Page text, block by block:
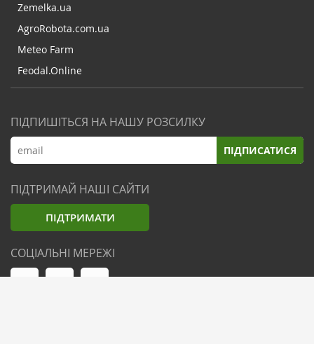
Zemelka.ua
AgroRobota.com.ua
Meteo Farm
Feodal.Online
ПІДПИШІТЬСЯ НА НАШУ РОЗСИЛКУ
ПІДПИСАТИСЯ
ПІДТРИМАЙ НАШІ САЙТИ
ПІДТРИМАТИ
СОЦІАЛЬНІ МЕРЕЖІ